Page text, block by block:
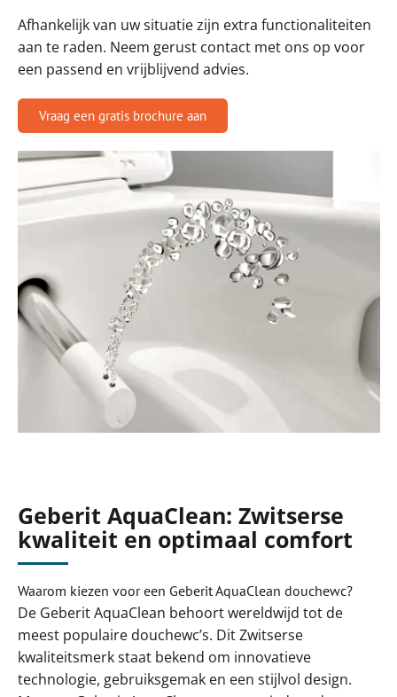
Afhankelijk van uw situatie zijn extra functionaliteiten
aan te raden. Neem gerust contact met ons op voor
een passend en vrijblijvend advies.
Vraag een gratis brochure aan
Geberit AquaClean: Zwitserse
kwaliteit en optimaal comfort
Waarom kiezen voor een Geberit AquaClean douchewc?
De Geberit AquaClean behoort wereldwijd tot de
meest populaire douchewc’s. Dit Zwitserse
kwaliteitsmerk staat bekend om innovatieve
technologie, gebruiksgemak en een stijlvol design.